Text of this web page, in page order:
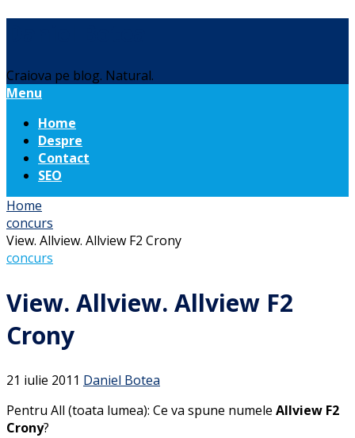
Craiova pe blog. Natural.
Menu
Home
Despre
Contact
SEO
Home
concurs
View. Allview. Allview F2 Crony
concurs
View. Allview. Allview F2
Crony
21 iulie 2011 Daniel Botea
Pentru All (toata lumea): Ce va spune numele Allview F2
Crony?